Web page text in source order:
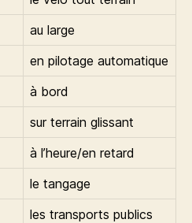
au large
en pilotage automatique
à bord
sur terrain glissant
à l’heure/en retard
le tangage
les transports publics